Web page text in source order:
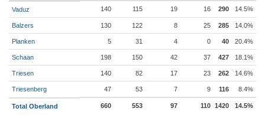
Vaduz 140 115 19 16 290 14.5%
Balzers 130 122 8 25 285 14.0%
Planken 5 31 4 0 40 20.4%
Schaan 198 150 42 37 427 18.1%
Triesen 140 82 17 23 262 14.6%
Triesenberg 47 53 7 9 116 8.4%
Total Oberland 660 553 97 110 1420 14.5%